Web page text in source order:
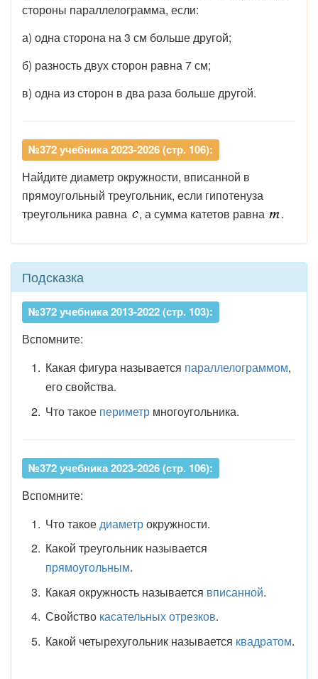
стороны параллелограмма, если:
а) одна сторона на 3 см больше другой;
б) разность двух сторон равна 7 см;
в) одна из сторон в два раза больше другой.
№372 учебника 2023-2026 (стр. 106):
Найдите диаметр окружности, вписанной в
прямоугольный треугольник, если гипотенуза
треугольника равна
, а сумма катетов равна .
Подсказка
№372 учебника 2013-2022 (стр. 103):
Вспомните:
Какая фигура называется параллелограммом,
его свойства.
Что такое периметрмногоугольника.
№372 учебника 2023-2026 (стр. 106):
Вспомните:
Что такое диаметрокружности.
Какой треугольник называется
прямоугольным.
Какая окружность называется вписанной.
Свойство касательных отрезков.
Какой четырехугольник называется квадратом.